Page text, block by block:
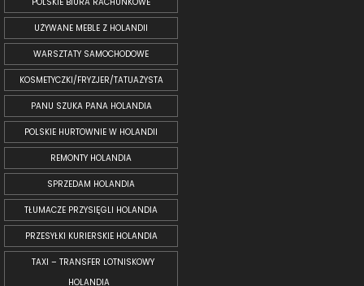
UŻYWANE MEBLE Z HOLANDII
WARSZTATY SAMOCHODOWE
KOSMETYCZKI/FRYZJER/TATUAŻYSTA
PANU SZUKA PANA HOLANDIA
POLSKIE HURTOWNIE W HOLANDII
REMONTY HOLANDIA
SPRZEDAM HOLANDIA
TŁUMACZE PRZYSIĘGLI HOLANDIA
PRZESYŁKI KURIERSKIE HOLANDIA
TAXI – TRANSFER LOTNISKOWY
HOLANDIA